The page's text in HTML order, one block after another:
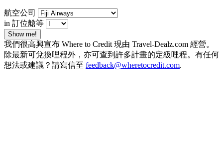
航空公司
in 訂位艙等
Show me!
我們很高興宣布 Where to Credit 現由 Travel-Dealz.com 經營。
除最新可兌換哩程外，亦可查到許多計畫的定級哩程。有任何
想法或建議？請寫信至 feedback@wheretocredit.com.